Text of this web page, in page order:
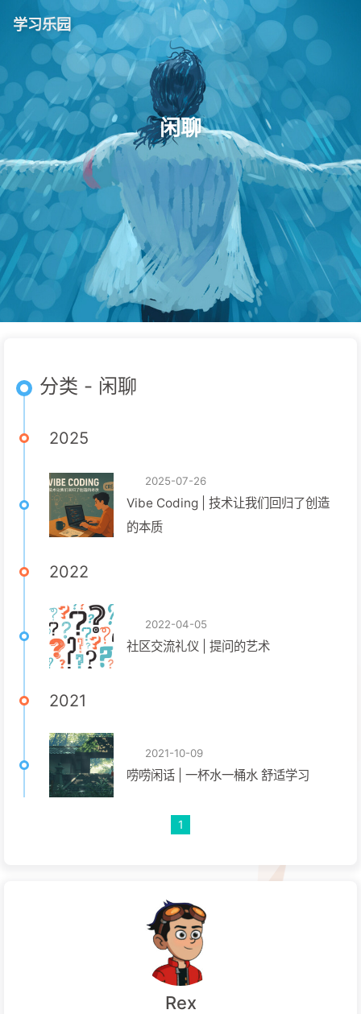
学习乐园
闲聊
分类 - 闲聊
2025
2025-07-26
Vibe Coding | 技术让我们回归了创造
的本质
2022
2022-04-05
社区交流礼仪 | 提问的艺术
2021
2021-10-09
唠唠闲话 | 一杯水一桶水 舒适学习
1
Rex